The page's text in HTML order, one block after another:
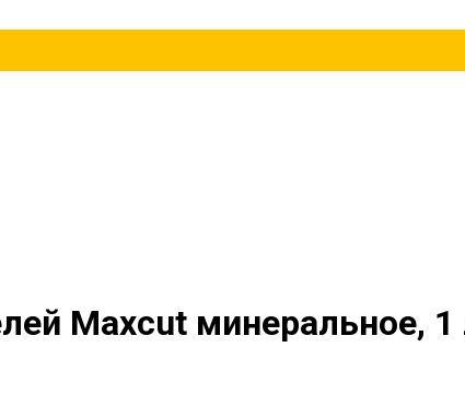
Maxcut минеральное, 1